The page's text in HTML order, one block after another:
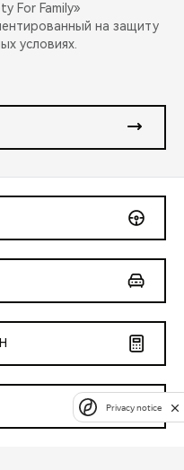
For Family»
на защиту
условиях.
Privacy notice